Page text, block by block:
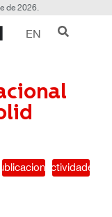
de 2026.
EN
Actividades